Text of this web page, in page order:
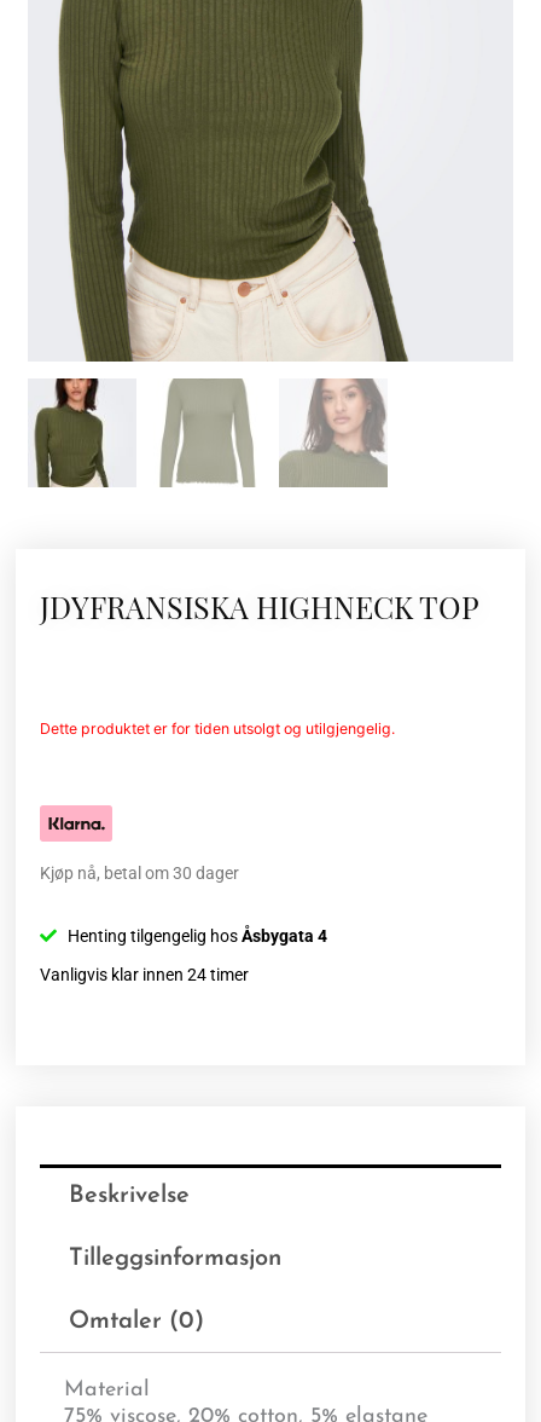
JDYFRANSISKA HIGHNECK TOP
Dette produktet er for tiden utsolgt og utilgjengelig.
Kjøp nå, betal om 30 dager
Henting tilgengelig hosÅsbygata 4
Vanligvis klar innen 24 timer
Beskrivelse
Tilleggsinformasjon
Omtaler (0)
Material
75% viscose, 20% cotton, 5% elastane